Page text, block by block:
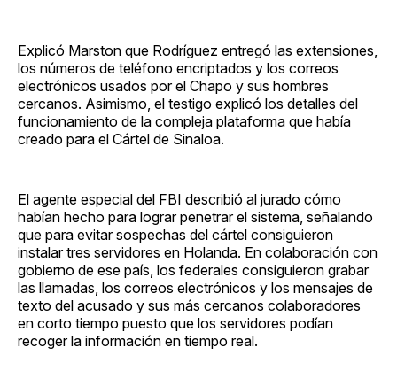
Explicó Marston que Rodríguez entregó las extensiones,
los números de teléfono encriptados y los correos
electrónicos usados por el Chapo y sus hombres
cercanos. Asimismo, el testigo explicó los detalles del
funcionamiento de la compleja plataforma que había
creado para el Cártel de Sinaloa.
El agente especial del FBI describió al jurado cómo
habían hecho para lograr penetrar el sistema, señalando
que para evitar sospechas del cártel consiguieron
instalar tres servidores en Holanda. En colaboración con
gobierno de ese país, los federales consiguieron grabar
las llamadas, los correos electrónicos y los mensajes de
texto del acusado y sus más cercanos colaboradores
en corto tiempo puesto que los servidores podían
recoger la información en tiempo real.